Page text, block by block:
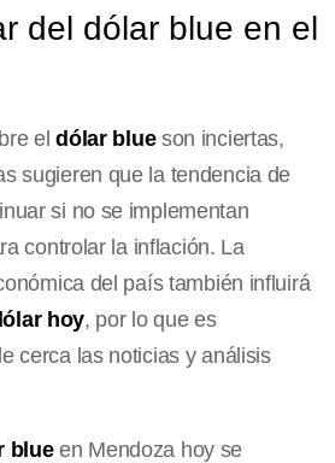
del dólar blue en el
eldólar blueson inciertas,
sugieren que la tendencia de
si no se implementan
controlar la inflación. La
del país también influirá
hoy, por lo que es
cerca las noticias y análisis
blueen Mendoza hoy se